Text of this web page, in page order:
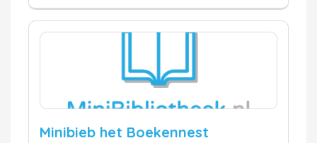
Minibieb het Boekennest